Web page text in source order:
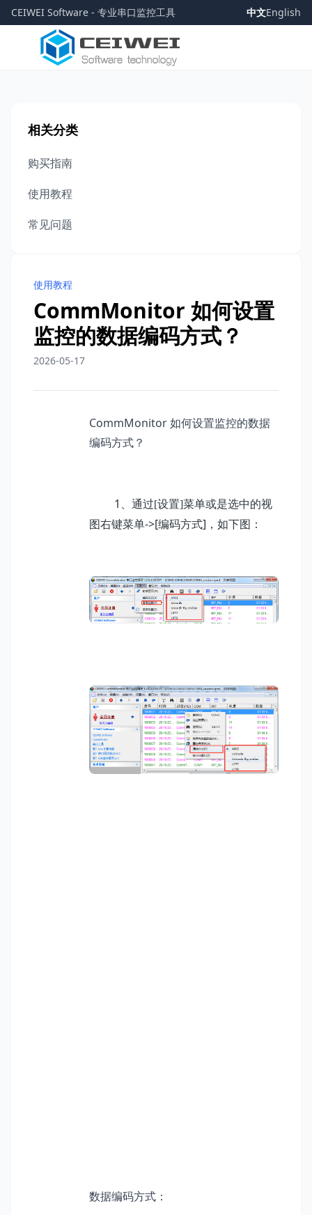
CEIWEI Software - 专业串口监控工具 中文English
相关分类
购买指南
使用教程
常见问题
使用教程
CommMonitor 如何设置
监控的数据编码方式？
2026-05-17
CommMonitor 如何设置监控的数据
编码方式？
1 、通过[设置]菜单或是选中的视
图右键菜单->[编码方式] ，如下图：
数据编码方式：